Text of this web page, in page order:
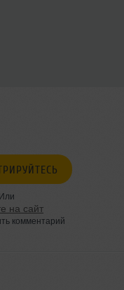
Или
на сайт
комментарий